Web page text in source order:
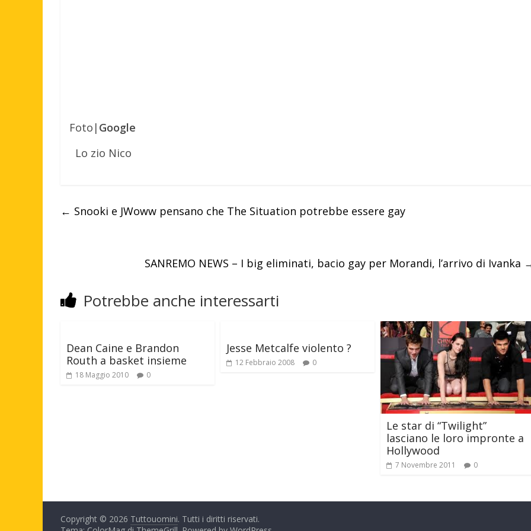
Foto| Google
Lo zio Nico
← Snooki e JWoww pensano che The Situation potrebbe essere gay
SANREMO NEWS – I big eliminati, bacio gay per Morandi, l’arrivo di Ivanka
Potrebbe anche interessarti
Dean Caine e Brandon
Routh a basket insieme
18 Maggio 2010 0
Jesse Metcalfe violento ?
12 Febbraio 2008 0
Le star di “Twilight”
lasciano le loro impronte a
Hollywood
7 Novembre 2011 0
Copyright © 2026 Tuttouomini. Tutti i diritti riservati.